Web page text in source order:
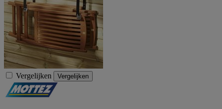
Vergelijken Vergelijken